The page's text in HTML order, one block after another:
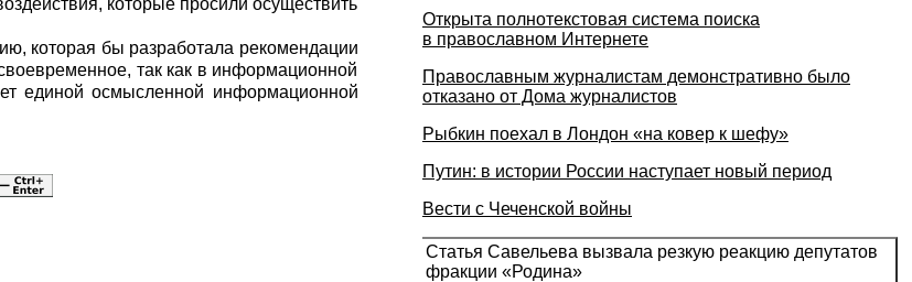
которая бы разработала рекомендации
так как в информационной
единой осмысленной информационной
Открыта полнотекстовая система поиска
в православном Интернете
Православным журналистам демонстративно было
отказано от Дома журналистов
Рыбкин поехал в Лондон «на ковер к шефу»
Путин: в истории России наступает новый период
Вести с Чеченской войны
Статья Савельева вызвала резкую реакцию депутатов
фракции «Родина»